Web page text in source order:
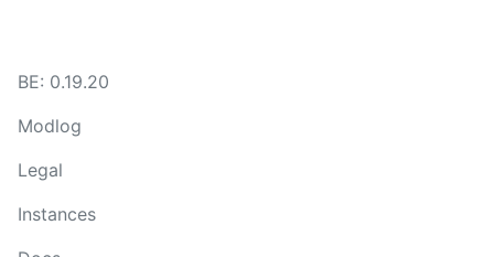
BE: 0.19.20
Modlog
Legal
Instances